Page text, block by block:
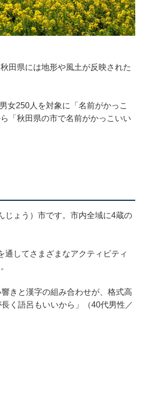
田県には地形や風土が反映された
女250人を対象に「名前がかっこ
「秋田県の市で名前がかっこいい
じょう）市です。市内全域に4蔵の
してさまざまなアクティビティ
きと漢字の組み合わせが、格式高
く語呂もいいから」（40代男性／